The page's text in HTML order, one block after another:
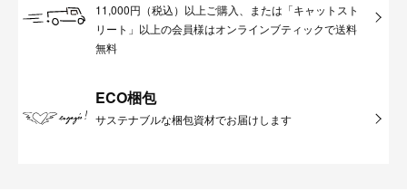
11,000円（税込）以上ご購入、または「キャットスト
リート」以上の会員様はオンラインブティックで送料
無料
ECO梱包
サステナブルな梱包資材でお届けします